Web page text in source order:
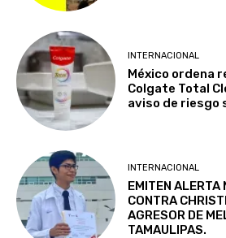
INTERNACIONAL
México ordena
Colgate Total
aviso de riesgo
INTERNACIONAL
EMITEN ALERTA
CONTRA
AGRESOR DE
TAMAULIPAS.